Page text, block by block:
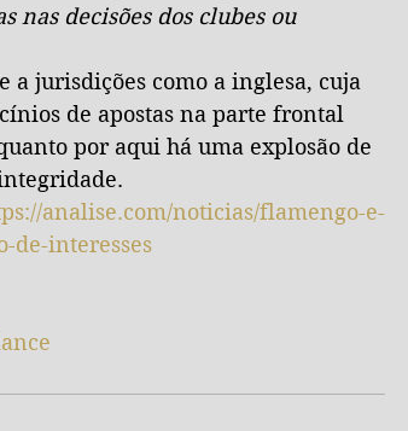
nas decisões dos clubes ou
a jurisdições como a inglesa, cuja
de apostas na parte frontal
por aqui há uma explosão de
analise.com/noticias/flamengo-e-
de-interesses